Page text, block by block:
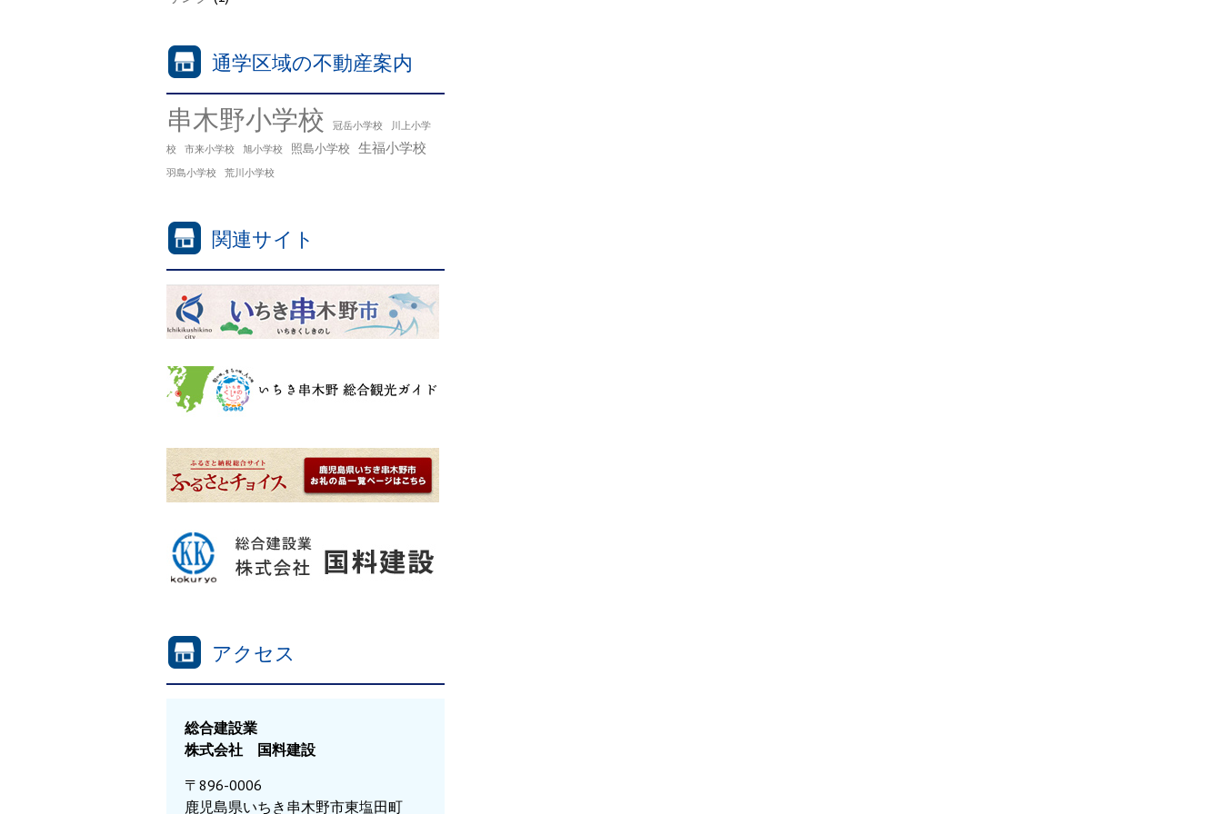
通学区域の不動産案内
串木野小学校 冠岳小学校
川上小学
校
市来小学校 旭小学校 照島小学校 生福小学校
羽島小学校 荒川小学校
関連サイト
アクセス
総合建設業
株式会社 国料建設
〒896-0006
鹿児島県いちき串木野市東塩田町